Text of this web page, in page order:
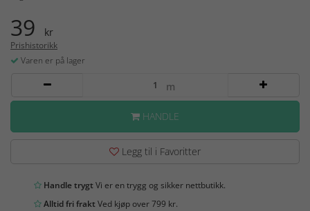
39 kr
Prishistorikk
Varen er på lager
m
HANDLE
Legg til i Favoritter
Handle trygtVi er en trygg og sikker nettbutikk.
Alltid fri fraktVed kjøp over 799 kr.